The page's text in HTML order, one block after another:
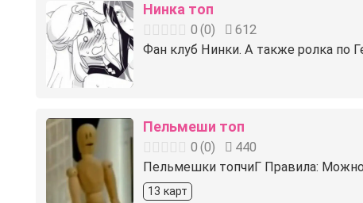
Нинка топ
0 (0)
612
Фан клуб Нинки. А также ролка по
Пельмеши топ
0 (0)
440
Пельмешки топчиГ Правила:
13 карт